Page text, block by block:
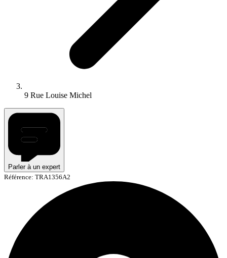
9 Rue Louise Michel
Parler à un expert
Référence: TRA1356A2